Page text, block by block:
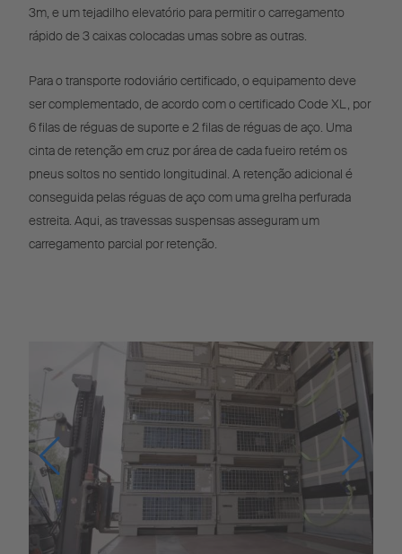
3m, e um tejadilho elevatório para permitir o carregamento
rápido de 3 caixas colocadas umas sobre as outras.
Para o transporte rodoviário certificado, o equipamento deve
ser complementado, de acordo com o certificado Code XL, por
6 filas de réguas de suporte e 2 filas de réguas de aço. Uma
cinta de retenção em cruz por área de cada fueiro retém os
pneus soltos no sentido longitudinal. A retenção adicional é
conseguida pelas réguas de aço com uma grelha perfurada
estreita. Aqui, as travessas suspensas asseguram um
carregamento parcial por retenção.